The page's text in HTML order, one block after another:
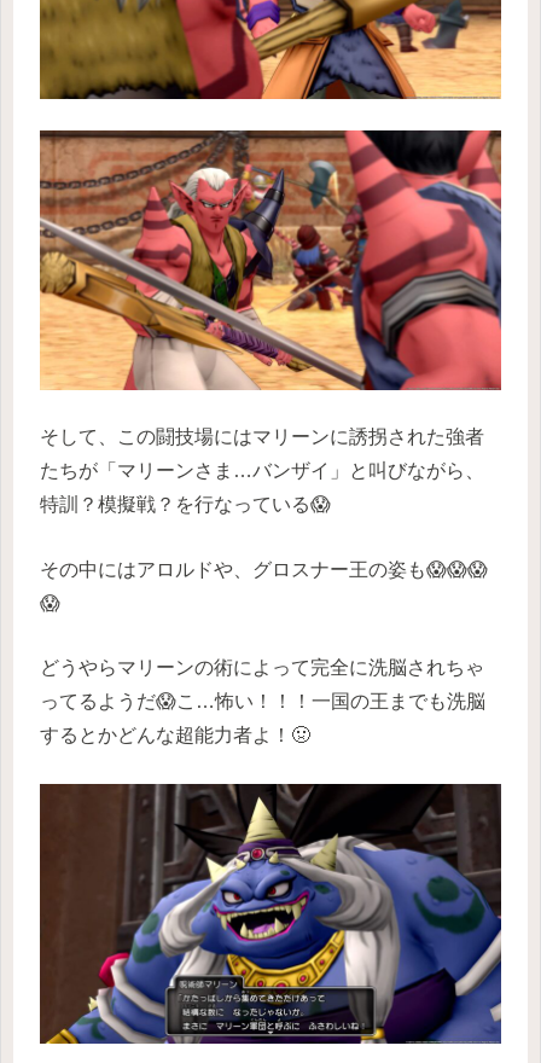
そして、この闘技場にはマリーンに誘拐された強者
たちが「マリーンさま…バンザイ」と叫びながら、
特訓？模擬戦？を行なっている😱
その中にはアロルドや、グロスナー王の姿も😱😱😱
😱
どうやらマリーンの術によって完全に洗脳されちゃ
ってるようだ😱こ…怖い！！！一国の王までも洗脳
するとかどんな超能力者よ！🤢